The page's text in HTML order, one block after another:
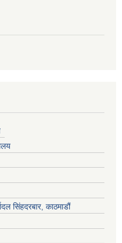
सिंहदरबार, काठमाडौं